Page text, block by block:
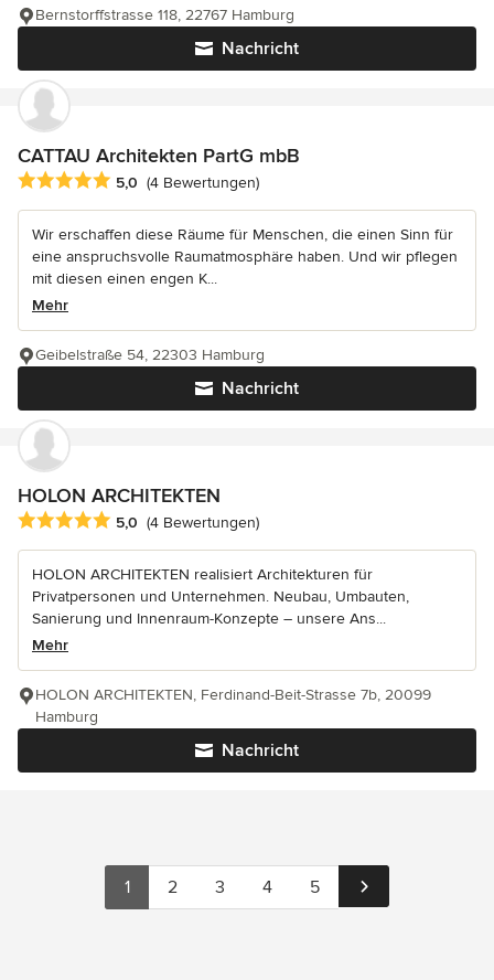
Nachricht
Bernstorffstrasse 118, 22767 Hamburg
CATTAU Architekten PartG mbB
Durchschnittliche Bewertung: 5 von 5 Sternen
5,0 (4 Bewertungen)
Wir erschaffen diese Räume für Menschen, die einen Sinn für
eine anspruchsvolle Raumatmosphäre haben. Und wir pflegen
mit diesen einen engen K...
Mehr
Nachricht
Geibelstraße 54, 22303 Hamburg
HOLON ARCHITEKTEN
Durchschnittliche Bewertung: 5 von 5 Sternen
5,0 (4 Bewertungen)
HOLON ARCHITEKTEN realisiert Architekturen für
Privatpersonen und Unternehmen. Neubau, Umbauten,
Sanierung und Innenraum-Konzepte – unsere Ans...
Mehr
Nachricht
HOLON ARCHITEKTEN, Ferdinand-Beit-Strasse 7b, 20099
Hamburg
1 2 3 4 5